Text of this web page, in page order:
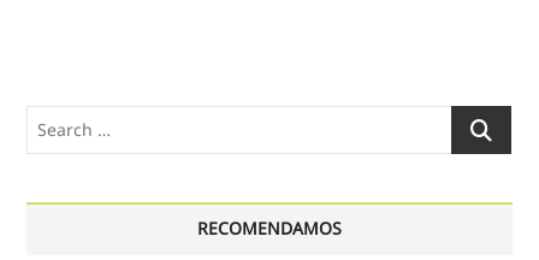
Search
RECOMENDAMOS